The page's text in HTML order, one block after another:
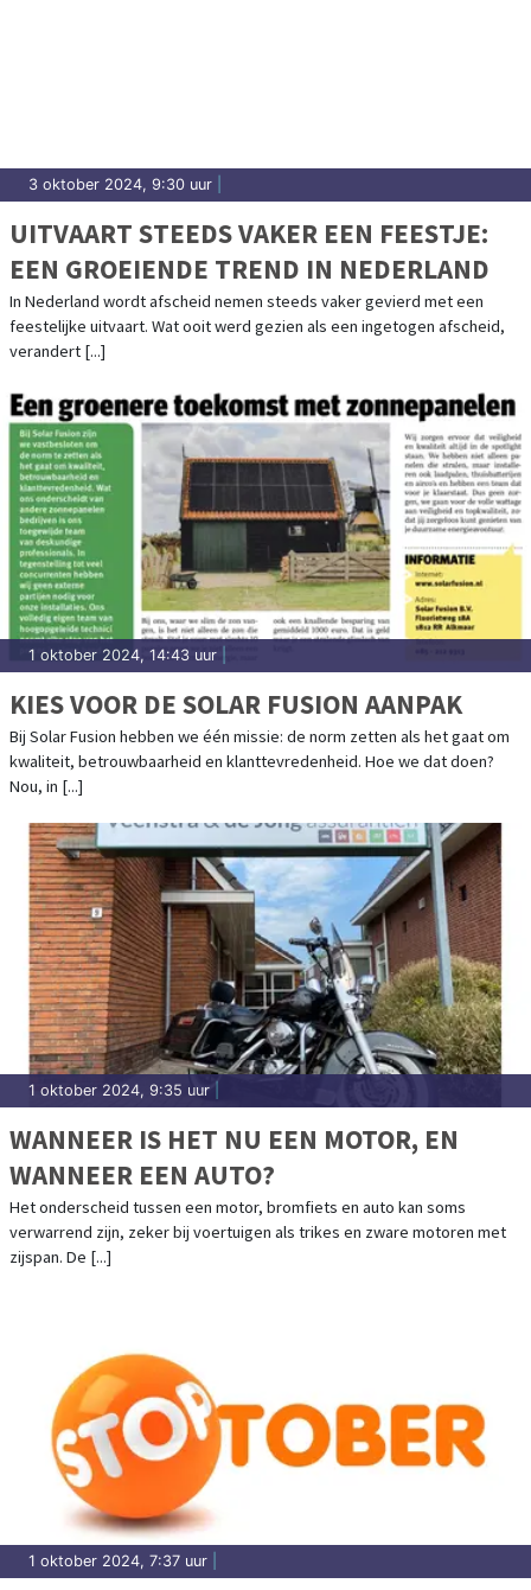
3 oktober 2024, 9:30 uur
UITVAART STEEDS VAKER EEN FEESTJE:
EEN GROEIENDE TREND IN NEDERLAND
In Nederland wordt afscheid nemen steeds vaker gevierd met een
feestelijke uitvaart. Wat ooit werd gezien als een ingetogen afscheid,
verandert [...]
1 oktober 2024, 14:43 uur
KIES VOOR DE SOLAR FUSION AANPAK
Bij Solar Fusion hebben we één missie: de norm zetten als het gaat om
kwaliteit, betrouwbaarheid en klanttevredenheid. Hoe we dat doen?
Nou, in [...]
1 oktober 2024, 9:35 uur
WANNEER IS HET NU EEN MOTOR, EN
WANNEER EEN AUTO?
Het onderscheid tussen een motor, bromfiets en auto kan soms
verwarrend zijn, zeker bij voertuigen als trikes en zware motoren met
zijspan. De [...]
1 oktober 2024, 7:37 uur